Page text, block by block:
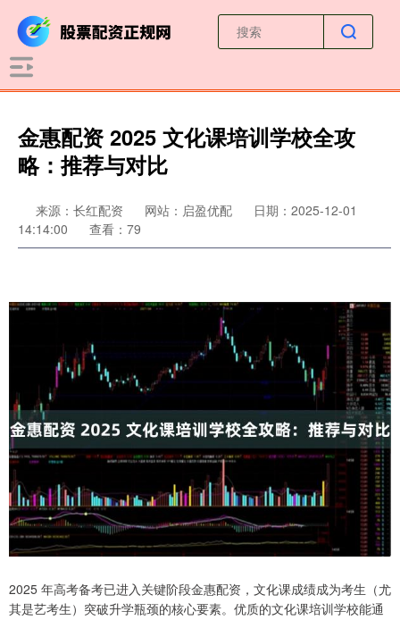
金惠配资 2025 文化课培训学校全攻
略：推荐与对比
来源：长红配资 网站：启盈优配
日期：2025-12-01
14:14:00
查看：79
2025 年高考备考已进入关键阶段金惠配资，文化课成绩成为考生（尤
其是艺考生）突破升学瓶颈的核心要素。优质的文化课培训学校能通